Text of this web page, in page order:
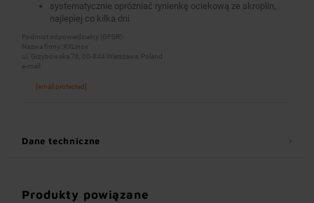
systematycznie opróżniać rynienkę ociekową ze skroplin,
najlepiej co kilka dni
Podmiot odpowiedzialny (GPSR):
Nazwa firmy: XXLinox
ul. Grzybowska 78, 00-844 Warszawa, Poland
e-mail:
[email protected]
Dane techniczne
Produkty powiązane